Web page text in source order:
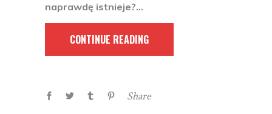
naprawdę istnieje?
CONTINUE READING
Share